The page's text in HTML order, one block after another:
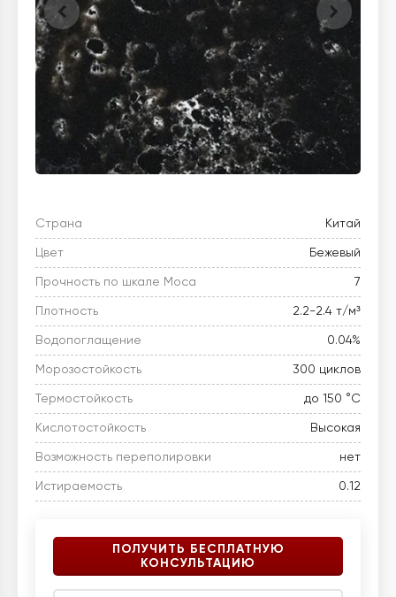
Страна Китай
Цвет Бежевый
Прочность по шкале Моса 7
Плотность 2.2-2.4 т/м³
Водопоглащение 0.04%
Морозостойкость 300 циклов
Термостойкость до 150 °C
Кислотостойкость Высокая
Возможность переполировки нет
Истираемость 0.12
ПОЛУЧИТЬ БЕСПЛАТНУЮ
КОНСУЛЬТАЦИЮ